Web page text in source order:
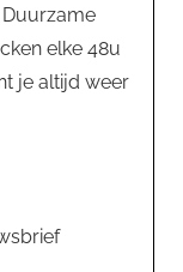
elke 48u
je altijd weer